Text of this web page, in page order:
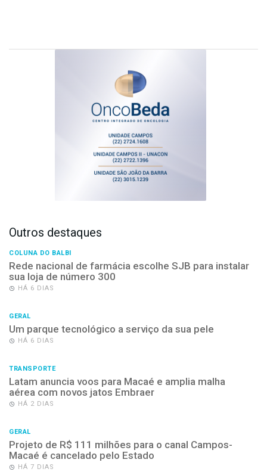
Outros destaques
COLUNA DO BALBI
Rede nacional de farmácia escolhe SJB para instalar
sua loja de número 300
HÁ 6 DIAS
GERAL
Um parque tecnológico a serviço da sua pele
HÁ 6 DIAS
TRANSPORTE
Latam anuncia voos para Macaé e amplia malha
aérea com novos jatos Embraer
HÁ 2 DIAS
GERAL
Projeto de R$ 111 milhões para o canal Campos-
Macaé é cancelado pelo Estado
HÁ 7 DIAS